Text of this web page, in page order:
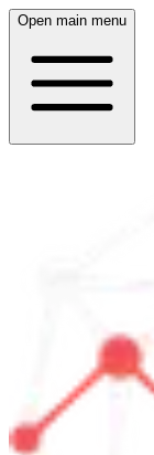
Open main menu